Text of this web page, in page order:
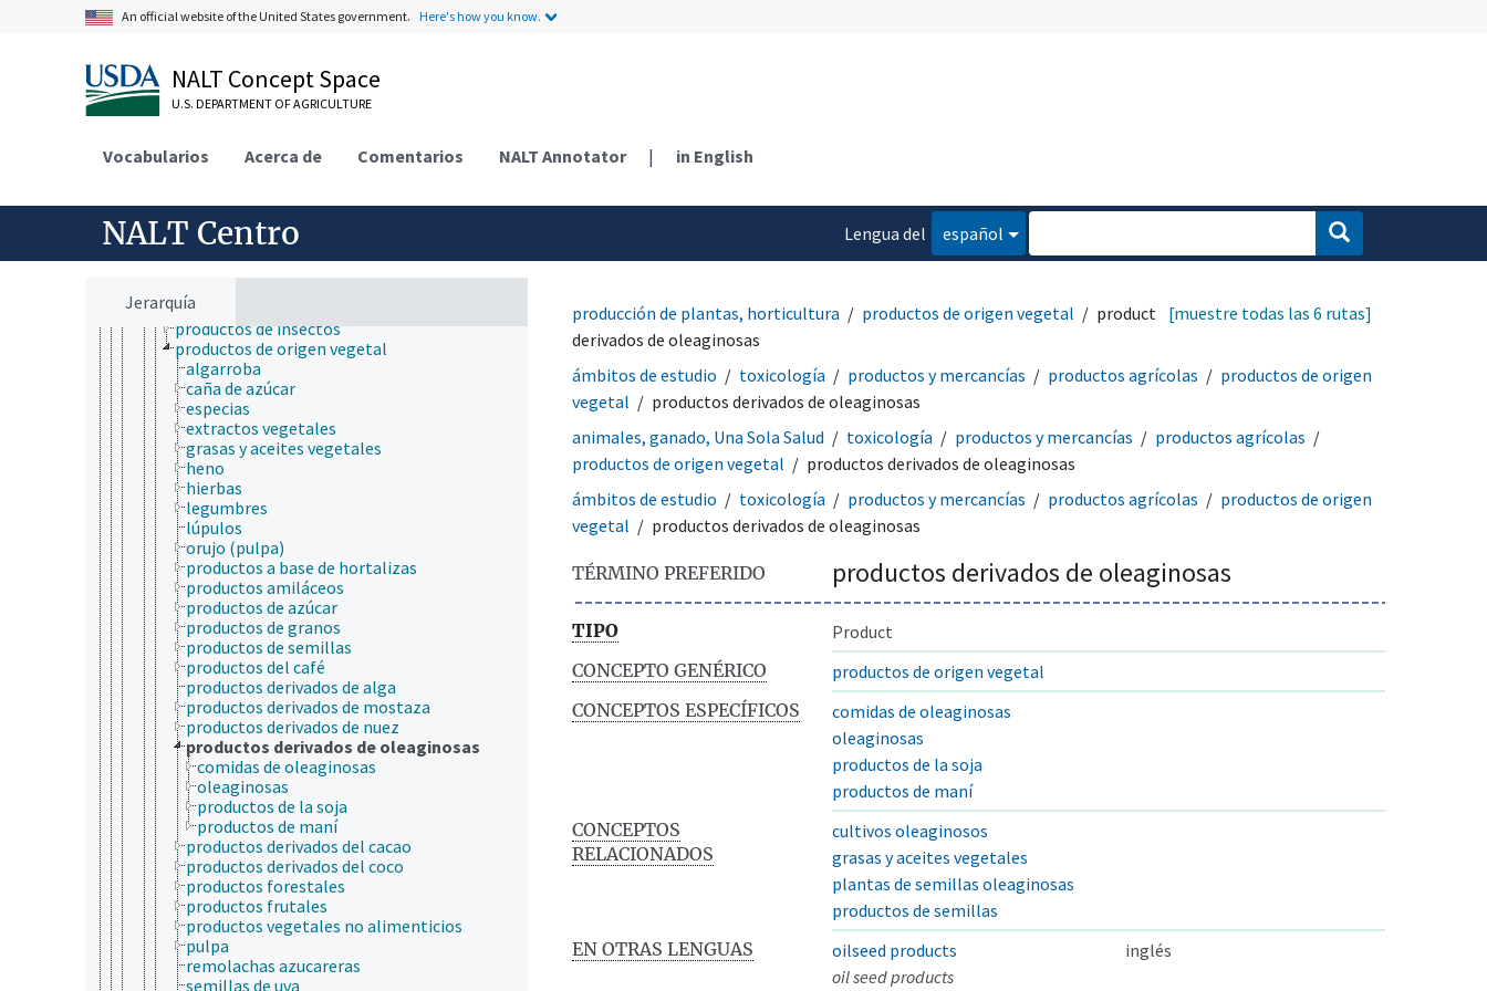
An official website of the United States government. Here's how you know.
NALT Concept Space
U.S. DEPARTMENT OF AGRICULTURE
Vocabularios Acerca de Comentarios NALT Annotator | in English
NALT Centro
Lengua del
español
Jerarquía
ecotoxicología
modelos biológicos
organismos acuáticos
productos y mercancías
calidad del producto
mobiliario
productos adulterados
productos agrícolas
alimentos
harinas granuladas
productos animales
productos de insectos
productos de origen vegetal
algarroba
caña de azúcar
especias
extractos vegetales
grasas y aceites vegetales
heno
hierbas
legumbres
lúpulos
orujo (pulpa)
productos a base de hortalizas
productos amiláceos
productos de azúcar
productos de granos
productos de semillas
productos del café
productos derivados de alga
productos derivados de mostaza
productos derivados de nuez
productos derivados de oleaginosas
comidas de oleaginosas
oleaginosas
productos de la soja
productos de maní
productos derivados del cacao
productos derivados del coco
productos forestales
productos frutales
productos vegetales no alimenticios
pulpa
remolachas azucareras
semillas de uva
producción de plantas, horticultura productos de origen vegetal
productos
derivados de oleaginosas
[muestre todas las 6 rutas]
ámbitos de estudio toxicología productos y mercancías productos agrícolas
productos de origen
vegetal
productos derivados de oleaginosas
animales, ganado, Una Sola Salud
toxicología productos y mercancías
productos agrícolas
productos de origen vegetal
productos derivados de oleaginosas
ámbitos de estudio
toxicología productos y mercancías productos agrícolas
productos de origen
vegetal
productos derivados de oleaginosas
TÉRMINO PREFERIDO productos derivados de oleaginosas
TIPO
Product
CONCEPTO GENÉRICO
productos de origen vegetal
CONCEPTOS ESPECÍFICOS
comidas de oleaginosas
oleaginosas
productos de la soja
productos de maní
CONCEPTOS
RELACIONADOS
cultivos oleaginosos
grasas y aceites vegetales
plantas de semillas oleaginosas
productos de semillas
EN OTRAS LENGUAS
oilseed products
inglés
oil seed products